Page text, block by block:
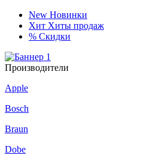
New Новинки
Хит Хиты продаж
% Скидки
Производители
Apple
Bosch
Braun
Dobe